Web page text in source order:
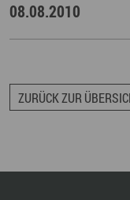
08.08.2010
ZURÜCK ZUR